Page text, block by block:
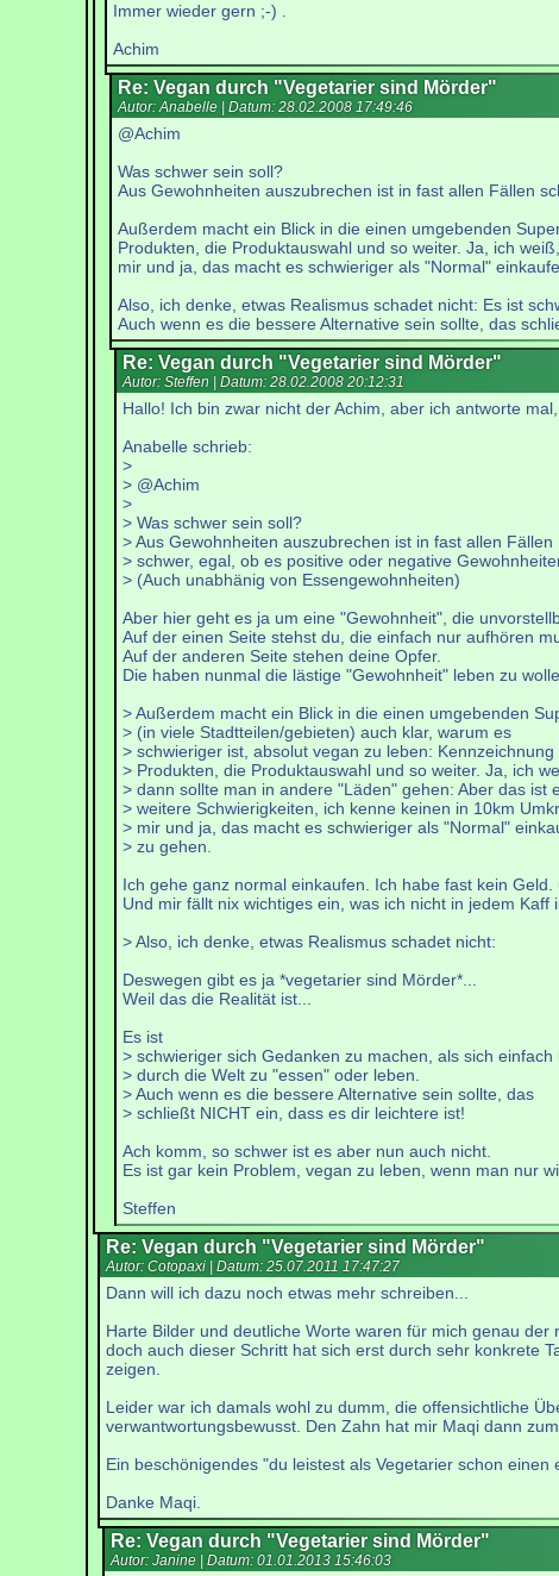
Immer wieder gern ;-) .
Achim
Re: Vegan durch "Vegetarier sind Mörder"
Autor: Anabelle | Datum: 28.02.2008 17:49:46
@Achim
Was schwer sein soll?
Aus Gewohnheiten auszubrechen ist in fast allen Fällen
Außerdem macht ein Blick in die einen umgebenden
Produkten, die Produktauswahl und so weiter. Ja, ich
mir und ja, das macht es schwieriger als "Normal"
Also, ich denke, etwas Realismus schadet nicht: Es ist
Auch wenn es die bessere Alternative sein sollte, das
Re: Vegan durch "Vegetarier sind Mörder"
Autor: Steffen | Datum: 28.02.2008 20:12:31
Hallo! Ich bin zwar nicht der Achim, aber ich antworte
Anabelle schrieb:
>
> @Achim
>
> Was schwer sein soll?
> Aus Gewohnheiten auszubrechen ist in fast allen Fällen
> schwer, egal, ob es positive oder negative
> (Auch unabhänig von Essengewohnheiten)
Aber hier geht es ja um eine "Gewohnheit", die
Auf der einen Seite stehst du, die einfach nur aufhören
Auf der anderen Seite stehen deine Opfer.
Die haben nunmal die lästige "Gewohnheit" leben zu
> Außerdem macht ein Blick in die einen umgebenden
> (in viele Stadtteilen/gebieten) auch klar, warum es
> schwieriger ist, absolut vegan zu leben: Kennzeichnung
> Produkten, die Produktauswahl und so weiter. Ja, ich
> dann sollte man in andere "Läden" gehen: Aber das ist
> weitere Schwierigkeiten, ich kenne keinen in 10km
> mir und ja, das macht es schwieriger als "Normal"
> zu gehen.
Ich gehe ganz normal einkaufen. Ich habe fast kein
Und mir fällt nix wichtiges ein, was ich nicht in jedem
> Also, ich denke, etwas Realismus schadet nicht:
Deswegen gibt es ja *vegetarier sind Mörder*...
Weil das die Realität ist...
Es ist
> schwieriger sich Gedanken zu machen, als sich einfach
> durch die Welt zu "essen" oder leben.
> Auch wenn es die bessere Alternative sein sollte, das
> schließt NICHT ein, dass es dir leichtere ist!
Ach komm, so schwer ist es aber nun auch nicht.
Es ist gar kein Problem, vegan zu leben, wenn man nur
Steffen
Re: Vegan durch "Vegetarier sind Mörder"
Autor: Cotopaxi | Datum: 25.07.2011 17:47:27
Dann will ich dazu noch etwas mehr schreiben...
Harte Bilder und deutliche Worte waren für mich genau
doch auch dieser Schritt hat sich erst durch sehr konkrete
zeigen.
Leider war ich damals wohl zu dumm, die offensichtliche
verwantwortungsbewusst. Den Zahn hat mir Maqi dann
Ein beschönigendes "du leistest als Vegetarier schon einen
Danke Maqi.
Re: Vegan durch "Vegetarier sind Mörder"
Autor: Janine | Datum: 01.01.2013 15:46:03